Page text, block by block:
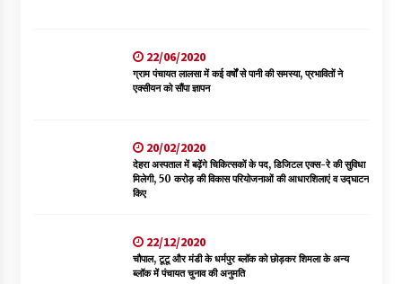
22/06/2020
ग्राम पंचायत लालसा में कई वर्षों से पानी की समस्या, प्रभावितों ने
एक्सीयन को सौंपा ज्ञापन
20/02/2020
देहरा अस्पताल में बढ़ेंगे चिकित्सकों के पद, डिजिटल एक्स-रे की सुविधा
मिलेगी, 50 करोड़ की विकास परियोजनाओं की आधारशिलाएं व उद्घाटन
किए
22/12/2020
चौपाल, टूटू और मंडी के धर्मपुर ब्लॉक को छोड़कर शिमला के अन्य
ब्लॉक में पंचायत चुनाव की अनुमति